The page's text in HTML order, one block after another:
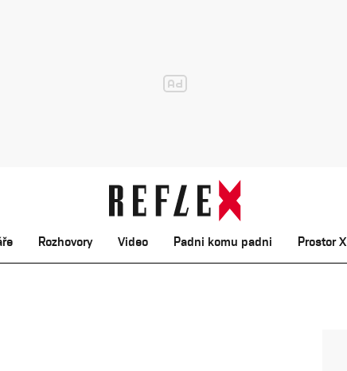
Rozhovory Video Padni komu padni Prostor X